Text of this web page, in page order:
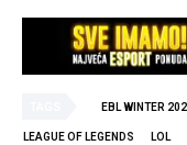
EBL WINTER
LEAGUE OF LEGENDS LOL